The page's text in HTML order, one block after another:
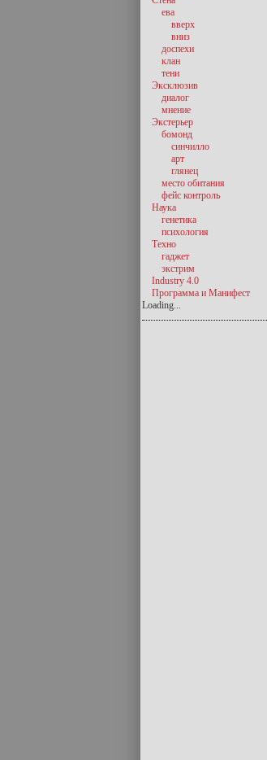
ева
вверх
вниз
доспехи
клан
тени
Эксклюзив
диалог
мнение
Экстерьер
бомонд
синчилло
арт
глянец
место обитания
фейс контроль
Наука
генетика
психология
Техно
гаджет
экстрим
Industry 4.0
Программа и Манифест
Loading...